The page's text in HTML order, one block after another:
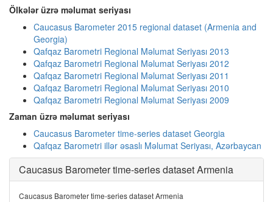
Ölkələr üzrə məlumat seriyası
Caucasus Barometer 2015 regional dataset (Armenia and
Georgia)
Qafqaz Barometri Regional Məlumat Seriyası 2013
Qafqaz Barometri Regional Məlumat Seriyası 2012
Qafqaz Barometri Regional Məlumat Seriyası 2011
Qafqaz Barometri Regional Məlumat Seriyası 2010
Qafqaz Barometri Regional Məlumat Seriyası 2009
Zaman üzrə məlumat seriyası
Caucasus Barometer time-series dataset Georgia
Qafqaz Barometri illər əsaslı Məlumat Seriyası, Azərbaycan
Caucasus Barometer time-series dataset Armenia
Caucasus Barometer time-series dataset Armenia